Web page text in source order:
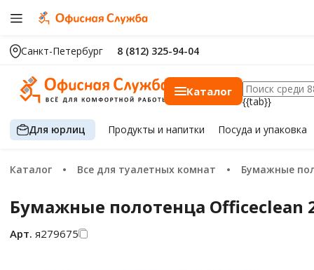
Санкт-Петербург 8 (812) 325-94-04
Каталог
{{tab}}
Для юрлиц Продуктыи напитки Посуда и упаковка
Каталог Все для туалетных комнат Бумажные
Бумажные полотенца Officeclean
Арт. я279675